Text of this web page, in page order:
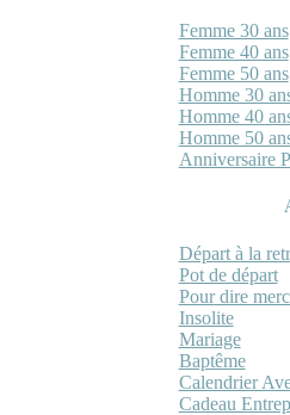
Femme 30 ans
Femme 40 ans
Femme 50 ans
Homme 30
Homme 40
Homme 50
Anniversaire
Départ à la
Pot de départ
Pour dire
Insolite
Mariage
Baptême
Calendrier
Cadeau